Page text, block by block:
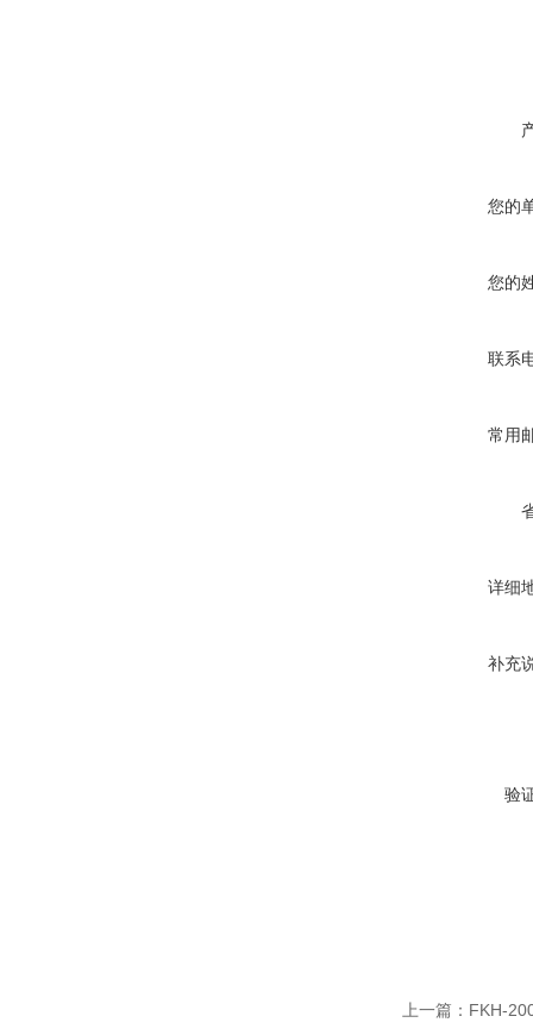
您的
您的
联系
常用
详细
补充
验
上一篇： FKH-